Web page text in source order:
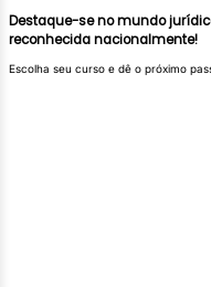
Destaque-se no mundo
reconhecida nacionalmente!
Escolha seu curso e dê o próximo